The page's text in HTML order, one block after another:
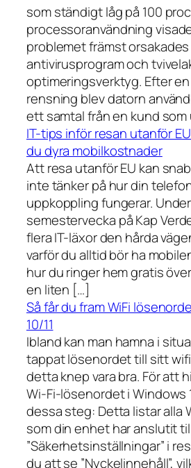
som ständigt låg på 100
processoranvändning
problemet främst
antivirusprogram och
optimeringsverktyg. Efter
rensning blev datorn
ett samtal från en kund
IT-tips inför resan utanför
du dyra mobilkostnader
Att resa utanför EU kan
inte tänker på hur din
uppkoppling fungerar.
semestervecka på Kap
flera IT-läxor den hårda
varför du alltid bör ha
hur du ringer hem gratis
en liten […]
Så får du fram WiFi
10/11
Ibland kan man hamna i
tappat lösenordet till sitt
detta knep vara bra. För att
Wi-Fi-lösenordet i Windows
dessa steg: Detta listar alla
som din enhet har anslutit
”Säkerhetsinställningar” i
du att se ”Nyckelinnehåll”,